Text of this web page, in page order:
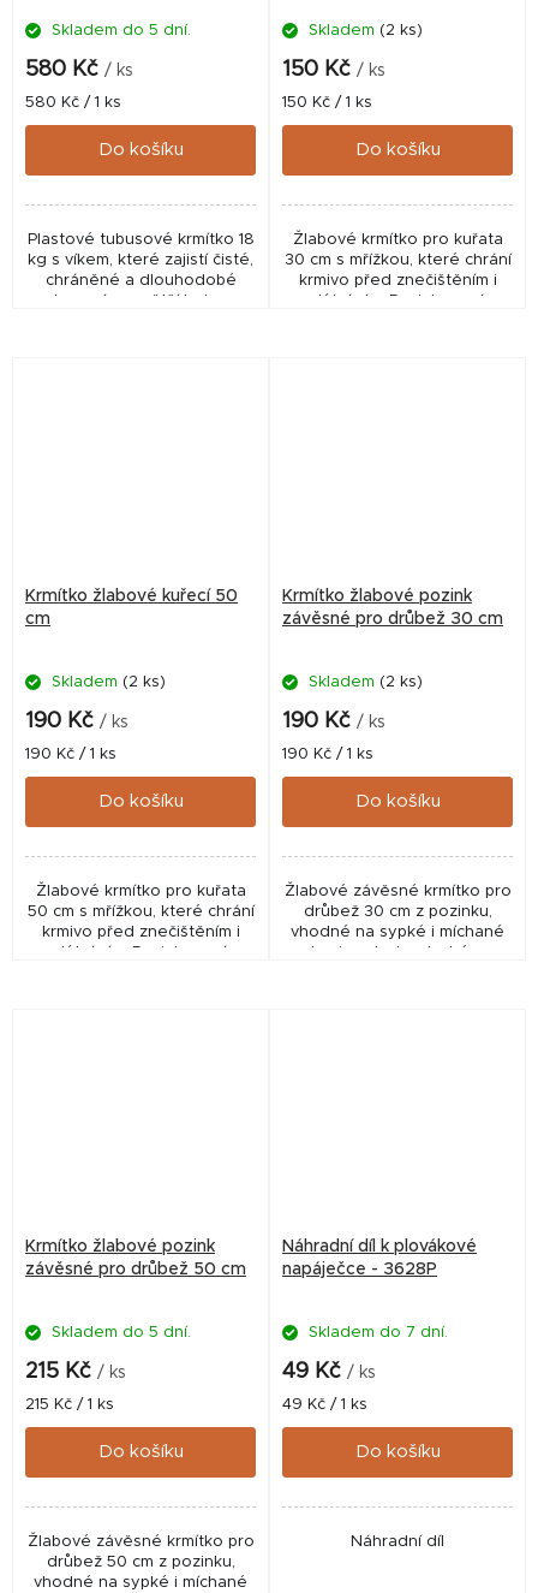
Skladem do 5 dní.
580 Kč / ks
Měrná
cena:
580 Kč / 1 ks
Do košíku
Plastové tubusové krmítko 18
kg s víkem, které zajistí čisté,
chráněné a dlouhodobé
Průměrné
hodnocení
produktu
je
5,0
5
hvězdiček.
Skladem (2 ks)
150 Kč / ks
Měrná
cena:
150 Kč / 1 ks
Do košíku
Žlabové krmítko pro kuřata
30 cm s mřížkou, které chrání
krmivo před znečištěním i
Krmítko žlabové kuřecí 50
cm
Skladem (2 ks)
190 Kč / ks
Měrná
cena:
190 Kč / 1 ks
Do košíku
Žlabové krmítko pro kuřata
50 cm s mřížkou, které chrání
krmivo před znečištěním i
plýtváním. Pozinkovaná
Krmítko žlabové pozink
závěsné pro drůbež 30 cm
Skladem (2 ks)
190 Kč / ks
Měrná
cena:
190 Kč / 1 ks
Do košíku
Žlabové závěsné krmítko pro
drůbež 30 cm z pozinku,
vhodné na sypké i míchané
krmivo. Jednoduché a
Krmítko žlabové pozink
závěsné pro drůbež 50 cm
Skladem do 5 dní.
215 Kč / ks
Měrná
cena:
215 Kč / 1 ks
Do košíku
Žlabové závěsné krmítko pro
drůbež 50 cm z pozinku,
vhodné na sypké i míchané
Náhradní díl k plovákové
napáječce - 3628P
Skladem do 7 dní.
49 Kč / ks
Měrná
cena:
49 Kč / 1 ks
Do košíku
Náhradní díl